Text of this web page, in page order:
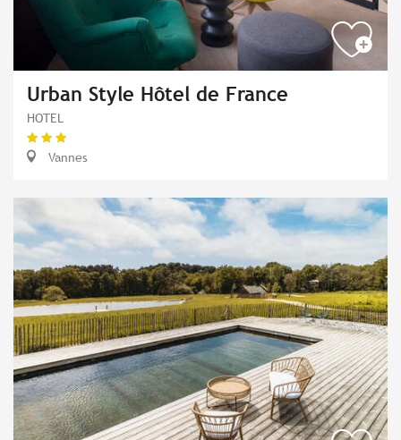
Urban Style Hôtel de France
HOTEL
Vannes